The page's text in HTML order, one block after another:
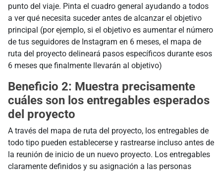
punto del viaje. Pinta el cuadro general ayudando a todos
a ver qué necesita suceder antes de alcanzar el objetivo
principal (por ejemplo, si el objetivo es aumentar el número
de tus seguidores de Instagram en 6 meses, el mapa de
ruta del proyecto delineará pasos específicos durante esos
6 meses que finalmente llevarán al objetivo)
Beneficio 2: Muestra precisamente
cuáles son los entregables esperados
del proyecto
A través del mapa de ruta del proyecto, los entregables de
todo tipo pueden establecerse y rastrearse incluso antes de
la reunión de inicio de un nuevo proyecto. Los entregables
claramente definidos y su asignación a las personas